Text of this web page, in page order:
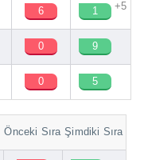
6 1 +5
0 9
0 5
Önceki Sıra Şimdiki Sıra